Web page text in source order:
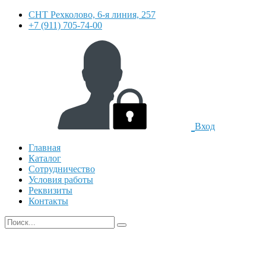
СНТ Рехколово, 6-я линия, 257
+7 (911) 705-74-00
Вход
Главная
Каталог
Сотрудничество
Условия работы
Реквизиты
Контакты